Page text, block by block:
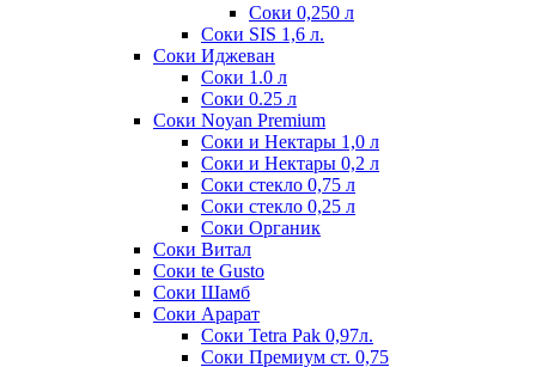
Соки 0,250 л
Соки SIS 1,6 л.
Соки Иджеван
Соки 1.0 л
Соки 0.25 л
Соки Noyan Premium
Соки и Нектары 1,0 л
Соки и Нектары 0,2 л
Соки стекло 0,75 л
Соки стекло 0,25 л
Соки Органик
Соки Витал
Соки te Gusto
Соки Шамб
Соки Арарат
Соки Tetra Pak 0,97л.
Соки Премиум ст. 0,75